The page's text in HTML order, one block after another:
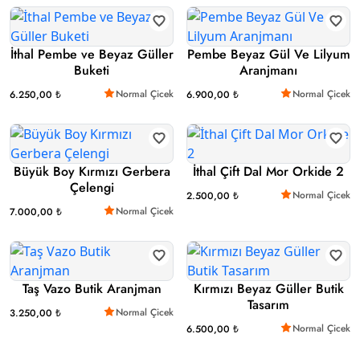
İthal Pembe ve Beyaz Güller
Buketi
6.250,00 ₺ Normal Çicek
Pembe Beyaz Gül Ve Lilyum
Aranjmanı
6.900,00 ₺ Normal Çicek
Büyük Boy Kırmızı Gerbera
Çelengi
7.000,00 ₺ Normal Çicek
İthal Çift Dal Mor Orkide 2
2.500,00 ₺ Normal Çicek
Taş Vazo Butik Aranjman
3.250,00 ₺ Normal Çicek
Kırmızı Beyaz Güller Butik
Tasarım
6.500,00 ₺ Normal Çicek